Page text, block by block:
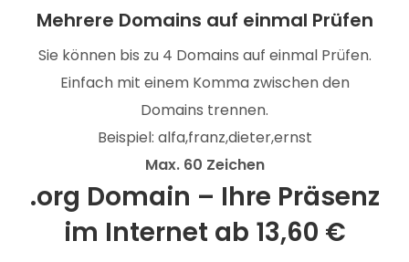
Mehrere Domains auf einmal Prüfen
Sie können bis zu 4 Domains auf einmal Prüfen.
Einfach mit einem Komma zwischen den
Domains trennen.
Beispiel: alfa,franz,dieter,ernst
Max. 60 Zeichen
.org Domain – Ihre Präsenz
im Internet ab 13,60 €